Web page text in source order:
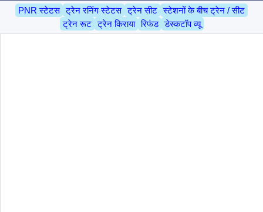
PNR स्टेटस ट्रेन रनिंग स्टेटस ट्रेन सीट स्टेशनों के बीच ट्रेन / सीट
ट्रेन रूट ट्रेन किराया रिफंड डेस्कटॉप व्यू